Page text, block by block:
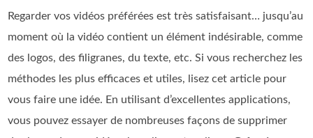
Regarder vos vidéos préférées est très satisfaisant… jusqu’au
moment où la vidéo contient un élément indésirable, comme
des logos, des filigranes, du texte, etc. Si vous recherchez les
méthodes les plus efficaces et utiles, lisez cet article pour
vous faire une idée. En utilisant d’excellentes applications,
vous pouvez essayer de nombreuses façons de supprimer